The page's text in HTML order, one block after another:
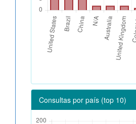
Consultas por país (top 10)